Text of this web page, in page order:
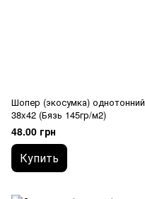
Шопер (экосумка) однотонний
38x42 (Бязь 145гр/м2)
48.00 грн
Купить